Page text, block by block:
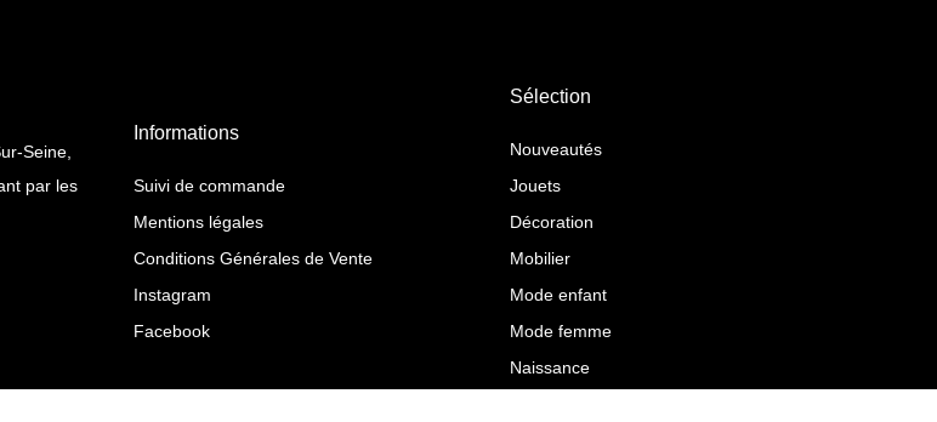
Seine,
par les
Informations
Suivi de commande
Mentions légales
Conditions Générales de Vente
Instagram
Facebook
Sélection
Nouveautés
Jouets
Décoration
Mobilier
Mode enfant
Mode femme
Naissance